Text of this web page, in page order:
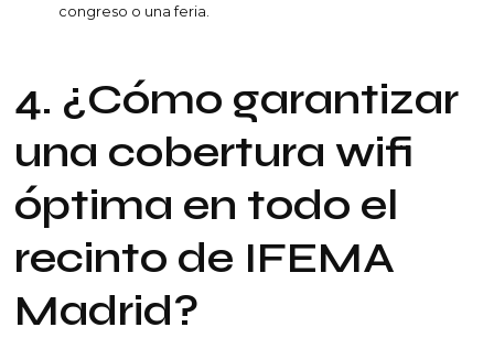
congreso o una feria.
4. ¿Cómo garantizar
una cobertura wifi
óptima en todo el
recinto de IFEMA
Madrid?